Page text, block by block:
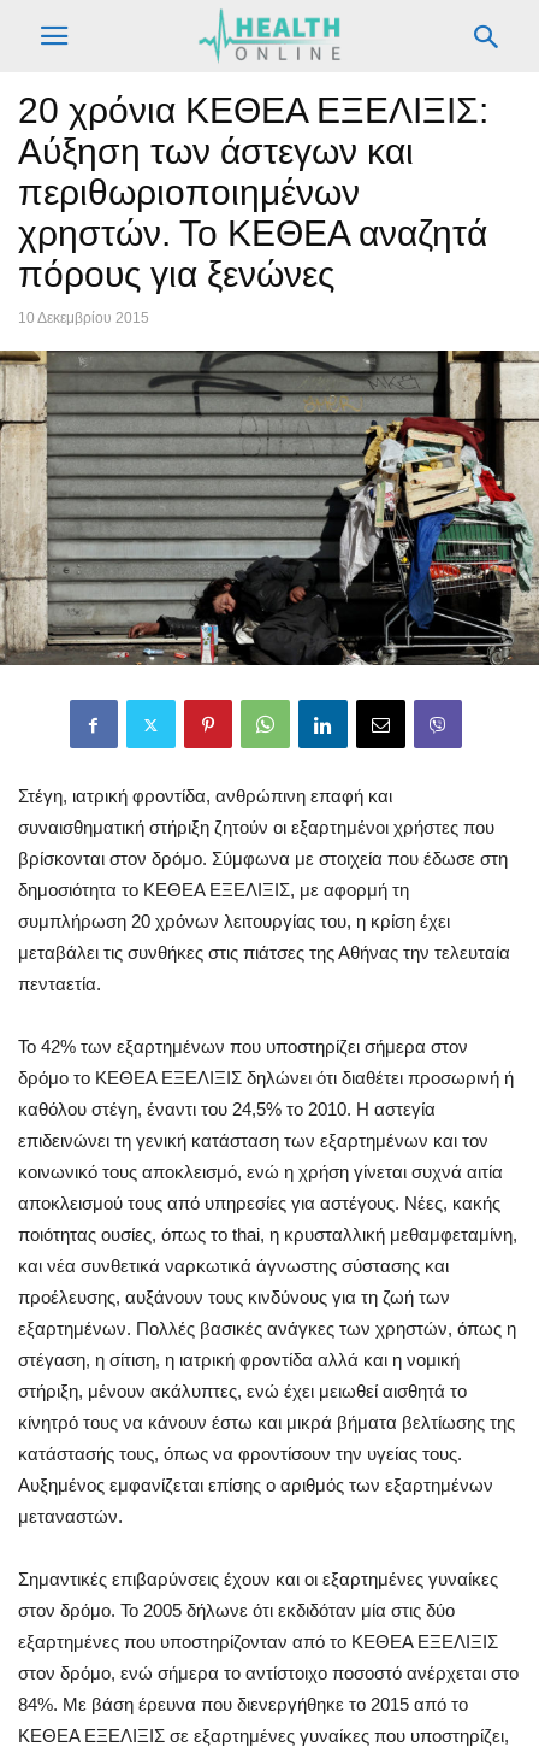
20 χρόνια ΚΕΘΕΑ ΕΞΕΛΙΞΙΣ:
Αύξηση των άστεγων και
περιθωριοποιημένων
χρηστών. Το ΚΕΘΕΑ αναζητά
πόρους για ξενώνες
10 Δεκεμβρίου 2015
Στέγη, ιατρική φροντίδα, ανθρώπινη επαφή και
συναισθηματική στήριξη ζητούν οι εξαρτημένοι χρήστες που
βρίσκονται στον δρόμο. Σύμφωνα με στοιχεία που έδωσε στη
δημοσιότητα το ΚΕΘΕΑ ΕΞΕΛΙΞΙΣ, με αφορμή τη
συμπλήρωση 20 χρόνων λειτουργίας του, η κρίση έχει
μεταβάλει τις συνθήκες στις πιάτσες της Αθήνας την τελευταία
πενταετία.
Το 42% των εξαρτημένων που υποστηρίζει σήμερα στον
δρόμο το ΚΕΘΕΑ ΕΞΕΛΙΞΙΣ δηλώνει ότι διαθέτει προσωρινή ή
καθόλου στέγη, έναντι του 24,5% το 2010. Η αστεγία
επιδεινώνει τη γενική κατάσταση των εξαρτημένων και τον
κοινωνικό τους αποκλεισμό, ενώ η χρήση γίνεται συχνά αιτία
αποκλεισμού τους από υπηρεσίες για αστέγους. Νέες, κακής
ποιότητας ουσίες, όπως το thai, η κρυσταλλική μεθαμφεταμίνη,
και νέα συνθετικά ναρκωτικά άγνωστης σύστασης και
προέλευσης, αυξάνουν τους κινδύνους για τη ζωή των
εξαρτημένων. Πολλές βασικές ανάγκες των χρηστών, όπως η
στέγαση, η σίτιση, η ιατρική φροντίδα αλλά και η νομική
στήριξη, μένουν ακάλυπτες, ενώ έχει μειωθεί αισθητά το
κίνητρό τους να κάνουν έστω και μικρά βήματα βελτίωσης της
κατάστασής τους, όπως να φροντίσουν την υγείας τους.
Αυξημένος εμφανίζεται επίσης ο αριθμός των εξαρτημένων
μεταναστών.
Σημαντικές επιβαρύνσεις έχουν και οι εξαρτημένες γυναίκες
στον δρόμο. Το 2005 δήλωνε ότι εκδιδόταν μία στις δύο
εξαρτημένες που υποστηρίζονταν από το ΚΕΘΕΑ ΕΞΕΛΙΞΙΣ
στον δρόμο, ενώ σήμερα το αντίστοιχο ποσοστό ανέρχεται στο
84%. Με βάση έρευνα που διενεργήθηκε το 2015 από το
ΚΕΘΕΑ ΕΞΕΛΙΞΙΣ σε εξαρτημένες γυναίκες που υποστηρίζει,